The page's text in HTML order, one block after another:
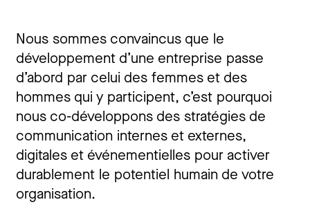
Nous sommes convaincus que le
développement d’une entreprise passe
d’abord par celui des femmes et des
hommes qui y participent, c’est pourquoi
nous co-développons des stratégies de
communication internes et externes,
digitales et événementielles pour activer
durablement le potentiel humain de votre
organisation.